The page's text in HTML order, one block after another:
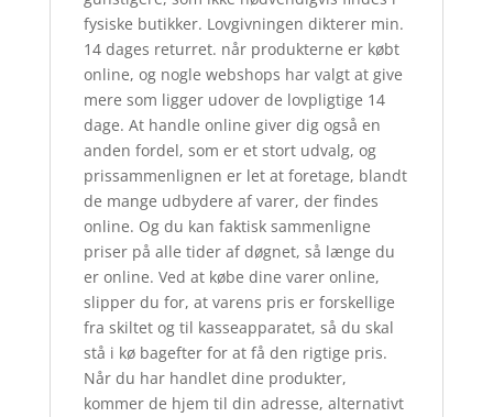
fysiske butikker. Lovgivningen dikterer min.
14 dages returret. når produkterne er købt
online, og nogle webshops har valgt at give
mere som ligger udover de lovpligtige 14
dage. At handle online giver dig også en
anden fordel, som er et stort udvalg, og
prissammenlignen er let at foretage, blandt
de mange udbydere af varer, der findes
online. Og du kan faktisk sammenligne
priser på alle tider af døgnet, så længe du
er online. Ved at købe dine varer online,
slipper du for, at varens pris er forskellige
fra skiltet og til kasseapparatet, så du skal
stå i kø bagefter for at få den rigtige pris.
Når du har handlet dine produkter,
kommer de hjem til din adresse, alternativt